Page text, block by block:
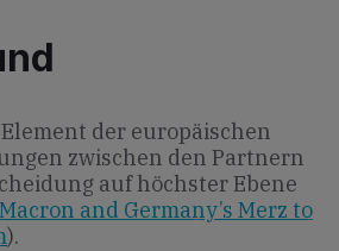
der europäischen
zwischen den Partnern
auf höchster Ebene
and Germany’s Merz to
).